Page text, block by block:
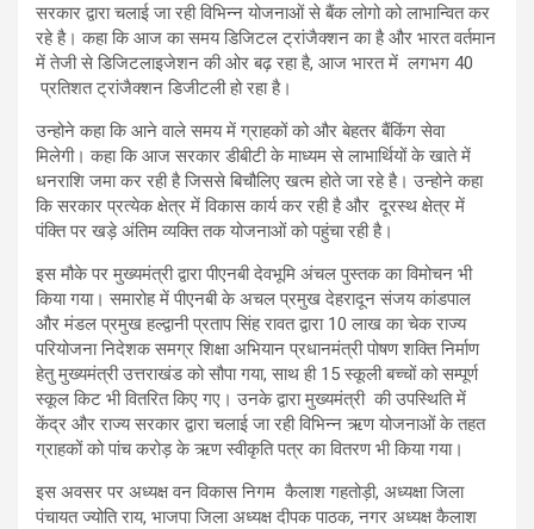
सरकार द्वारा चलाई जा रही विभिन्न योजनाओं से बैंक लोगो को लाभान्वित कर
रहे है। कहा कि आज का समय डिजिटल ट्रांजैक्शन का है और भारत वर्तमान
में तेजी से डिजिटलाइजेशन की ओर बढ़ रहा है, आज भारत में लगभग 40
प्रतिशत ट्रांजैक्शन डिजीटली हो रहा है।
उन्होने कहा कि आने वाले समय में ग्राहकों को और बेहतर बैंकिंग सेवा
मिलेगी। कहा कि आज सरकार डीबीटी के माध्यम से लाभार्थियों के खाते में
धनराशि जमा कर रही है जिससे बिचौलिए खत्म होते जा रहे है। उन्होने कहा
कि सरकार प्रत्येक क्षेत्र में विकास कार्य कर रही है और दूरस्थ क्षेत्र में
पंक्ति पर खड़े अंतिम व्यक्ति तक योजनाओं को पहुंचा रही है।
इस मौके पर मुख्यमंत्री द्वारा पीएनबी देवभूमि अंचल पुस्तक का विमोचन भी
किया गया। समारोह में पीएनबी के अचल प्रमुख देहरादून संजय कांडपाल
और मंडल प्रमुख हल्द्वानी प्रताप सिंह रावत द्वारा 10 लाख का चेक राज्य
परियोजना निदेशक समग्र शिक्षा अभियान प्रधानमंत्री पोषण शक्ति निर्माण
हेतु मुख्यमंत्री उत्तराखंड को सौपा गया, साथ ही 15 स्कूली बच्चों को सम्पूर्ण
स्कूल किट भी वितरित किए गए। उनके द्वारा मुख्यमंत्री की उपस्थिति में
केंद्र और राज्य सरकार द्वारा चलाई जा रही विभिन्न ऋण योजनाओं के तहत
ग्राहकों को पांच करोड़ के ऋण स्वीकृति पत्र का वितरण भी किया गया।
इस अवसर पर अध्यक्ष वन विकास निगम कैलाश गहतोड़ी, अध्यक्षा जिला
पंचायत ज्योति राय, भाजपा जिला अध्यक्ष दीपक पाठक, नगर अध्यक्ष कैलाश